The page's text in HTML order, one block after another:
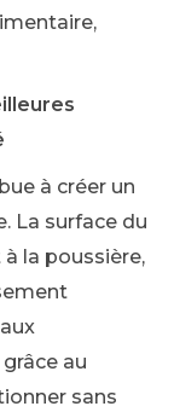
à créer un
La surface du
la poussière,
au
sans